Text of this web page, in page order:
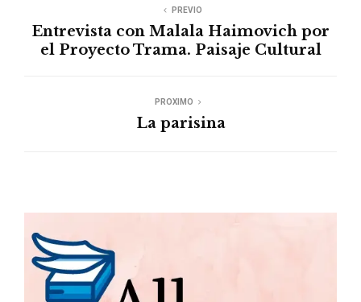
PREVIO
Entrevista con Malala Haimovich por
el Proyecto Trama. Paisaje Cultural
PROXIMO
La parisina